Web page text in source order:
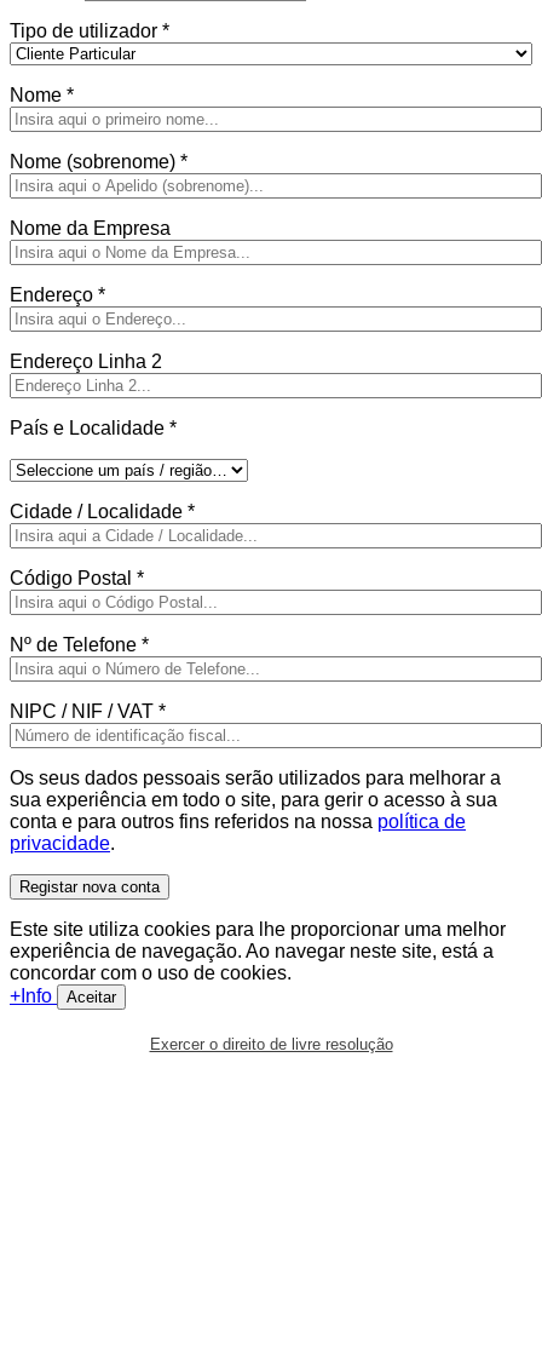
Tipo de utilizador *
Nome *
Nome (sobrenome) *
Nome da Empresa
Endereço *
Endereço Linha 2
País e Localidade *
Cidade / Localidade *
Código Postal *
Nº de Telefone *
NIPC / NIF / VAT *
Os seus dados pessoais serão utilizados para melhorar a
sua experiência em todo o site, para gerir o acesso à sua
conta e para outros fins referidos na nossa política de
privacidade.
Registar nova conta
Este site utiliza cookies para lhe proporcionar uma melhor
experiência de navegação. Ao navegar neste site, está a
concordar com o uso de cookies.
+Info
Aceitar
Exercer o direito de livre resolução